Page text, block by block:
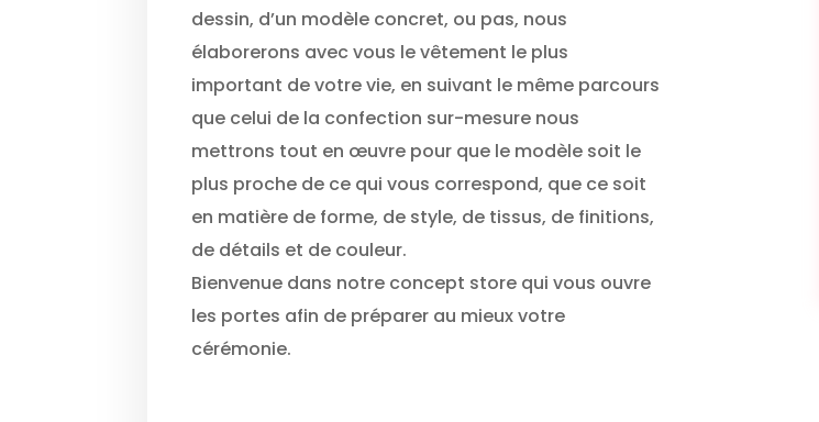
dessin, d’un modèle concret, ou pas, nous
élaborerons avec vous le vêtement le plus
important de votre vie, en suivant le même parcours
que celui de la confection sur-mesure nous
mettrons tout en œuvre pour que le modèle soit le
plus proche de ce qui vous correspond, que ce soit
en matière de forme, de style, de tissus, de finitions,
de détails et de couleur.
Bienvenue dans notre concept store qui vous ouvre
les portes afin de préparer au mieux votre
cérémonie.